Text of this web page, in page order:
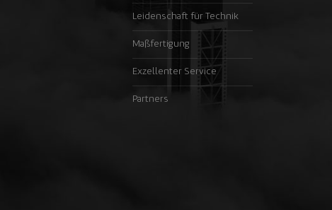
Leidenschaft für Technik
Maßfertigung
Exzellenter Service
Partners